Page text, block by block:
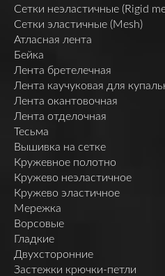
Сетки неэластичные (Rigid
Сетки эластичные (Mesh)
Атласная лента
Бейка
Лента бретелечная
Лента каучуковая для
Лента окантовочная
Лента отделочная
Тесьма
Вышивка на сетке
Кружевное полотно
Кружево неэластичное
Кружево эластичное
Мережка
Ворсовые
Гладкие
Двухсторонние
Застежки крючки-петли